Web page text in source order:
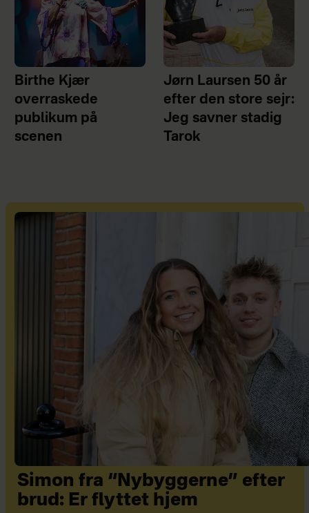
Birthe Kjær
overraskede
publikum på
scenen
Jørn Laursen 50 år
efter den store sejr:
Jeg savner stadig
Tarok
Simon fra “Nybyggerne” efter
brud: Er flyttet hjem